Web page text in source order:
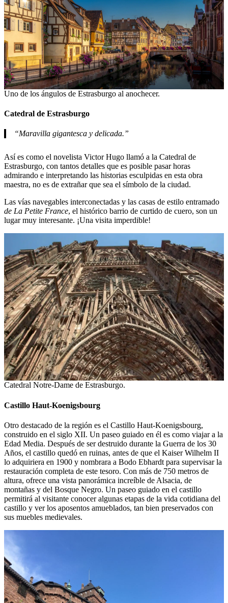
Uno de los ángulos de Estrasburgo al anochecer.
Catedral de Estrasburgo
“Maravilla gigantesca y delicada.”
Así es como el novelista Victor Hugo llamó a la Catedral de
Estrasburgo, con tantos detalles que es posible pasar horas
admirando e interpretando las historias esculpidas en esta obra
maestra, no es de extrañar que sea el símbolo de la ciudad.
Las vías navegables interconectadas y las casas de estilo entramado
de La Petite France, el histórico barrio de curtido de cuero, son un
lugar muy interesante. ¡Una visita imperdible!
Catedral Notre-Dame de Estrasburgo.
Castillo Haut-Koenigsbourg
Otro destacado de la región es el Castillo Haut-Koenigsbourg,
construido en el siglo XII. Un paseo guiado en él es como viajar a la
Edad Media. Después de ser destruido durante la Guerra de los 30
Años, el castillo quedó en ruinas, antes de que el Kaiser Wilhelm II
lo adquiriera en 1900 y nombrara a Bodo Ebhardt para supervisar la
restauración completa de este tesoro. Con más de 750 metros de
altura, ofrece una vista panorámica increíble de Alsacia, de
montañas y del Bosque Negro. Un paseo guiado en el castillo
permitirá al visitante conocer algunas etapas de la vida cotidiana del
castillo y ver los aposentos amueblados, tan bien preservados con
sus muebles medievales.